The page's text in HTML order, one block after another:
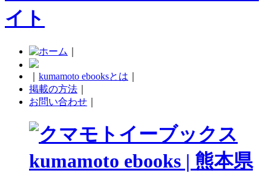
kumamoto ebooksとは
掲載の方法
お問い合わせ